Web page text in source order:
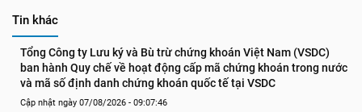
Tin khác
Tổng Công ty Lưu ký và Bù trừ chứng khoán Việt Nam (VSDC)
ban hành Quy chế về hoạt động cấp mã chứng khoán trong nước
và mã số định danh chứng khoán quốc tế tại VSDC
Cập nhật ngày 07/08/2026 - 09:07:46